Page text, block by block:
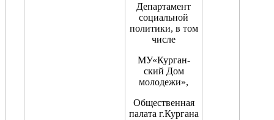
Департамент
социальной
политики, в том
числе
МУ«Курган-
ский Дом
молодежи»,
Общественная
палата г.Кургана